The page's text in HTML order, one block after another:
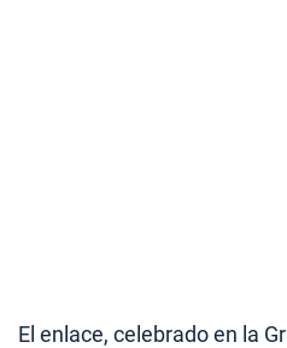
El enlace, celebrado en la